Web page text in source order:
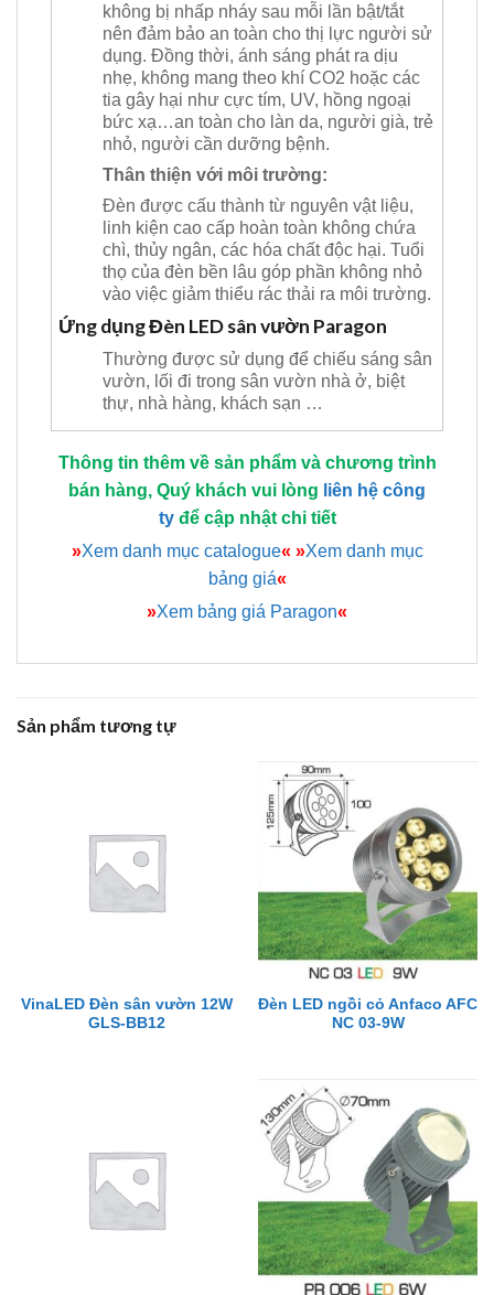
không bị nhấp nháy sau mỗi lần bật/tắt
nên đảm bảo an toàn cho thị lực người sử
dụng. Đồng thời, ánh sáng phát ra dịu
nhẹ, không mang theo khí CO2 hoặc các
tia gây hại như cực tím, UV, hồng ngoại
bức xạ…an toàn cho làn da, người già, trẻ
nhỏ, người cần dưỡng bệnh.
Thân thiện với môi trường:
Đèn được cấu thành từ nguyên vật liệu,
linh kiện cao cấp hoàn toàn không chứa
chì, thủy ngân, các hóa chất độc hại. Tuổi
thọ của đèn bền lâu góp phần không nhỏ
vào việc giảm thiểu rác thải ra môi trường.
Ứng dụng Đèn LED sân vườn Paragon
Thường được sử dụng để chiếu sáng sân
vườn, lối đi trong sân vườn nhà ở, biệt
thự, nhà hàng, khách sạn …
Thông tin thêm về sản phẩm và chương trình
bán hàng, Quý khách vui lòng liên hệ công
tyđể cập nhật chi tiết
»Xem danh mục catalogue« »Xem danh mục
bảng giá«
»Xem bảng giá Paragon«
Sản phẩm tương tự
VinaLED Đèn sân vườn 12W
GLS-BB12
Đèn LED ngồi cỏ Anfaco AFC
NC 03-9W